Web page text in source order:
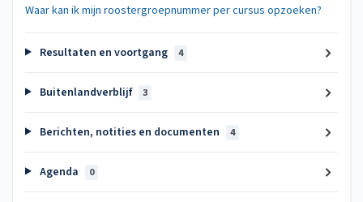
Waar kan ik mijn roostergroepnummer per cursus opzoeken?
Resultaten en voortgang 4
Buitenlandverblijf 3
Berichten, notities en documenten 4
Agenda 0